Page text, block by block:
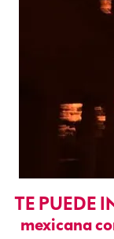
TE PUEDE
mexicana